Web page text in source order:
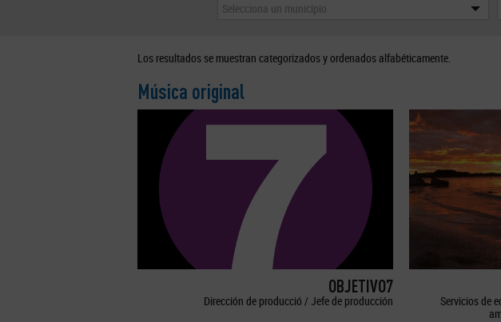
Selecciona un municipio
Los resultados se muestran categorizados y ordenados alfabéticamente.
Música original
OBJETIVO7
Dirección de producció / Jefe de producción
Servicios de